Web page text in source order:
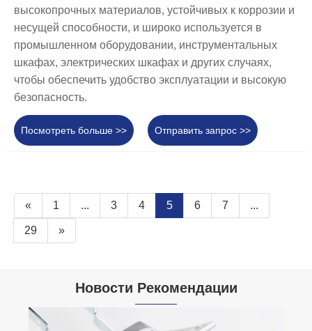
высокопрочных материалов, устойчивых к коррозии и
несущей способности, и широко используется в
промышленном оборудовании, инструментальных
шкафах, электрических шкафах и других случаях,
чтобы обеспечить удобство эксплуатации и высокую
безопасность.
Посмотреть больше >> Отправить запрос >>
« 1 ... 3 4 5 6 7 ...
29 »
Новости Рекомендации